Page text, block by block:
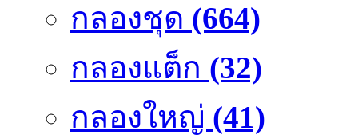
กลองชุด (664)
กลองแต็ก (32)
กลองใหญ่ (41)